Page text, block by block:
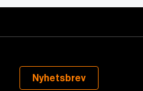
Nyhetsbrev